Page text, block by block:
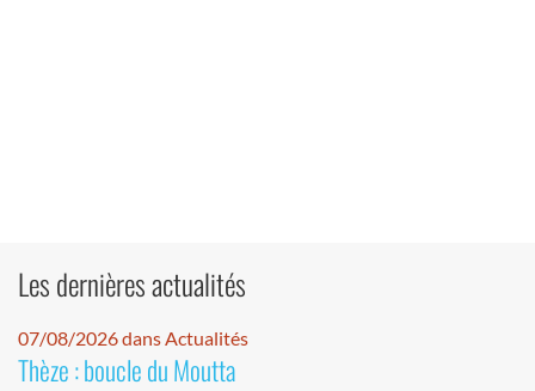
Les dernières actualités
07/08/2026 dans Actualités
Thèze : boucle du Moutta